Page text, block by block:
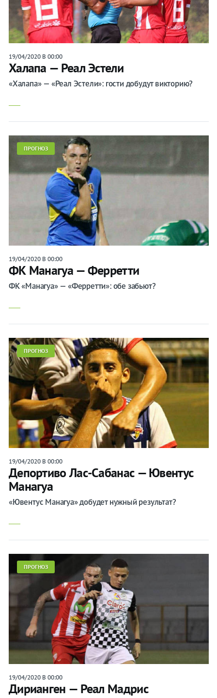
19/04/2020 В 00:00
Халапа — Реал Эстели
«Халапа» — «Реал Эстели»: гости добудут викторию?
ПРОГНОЗ
19/04/2020 В 00:00
ФК Манагуа — Ферретти
ФК «Манагуа» — «Ферретти»: обе забьют?
ПРОГНОЗ
19/04/2020 В 00:00
Депортиво Лас-Сабанас — Ювентус
Манагуа
«Ювентус Манагуа» добудет нужный результат?
ПРОГНОЗ
19/04/2020 В 00:00
Дирианген — Реал Мадрис